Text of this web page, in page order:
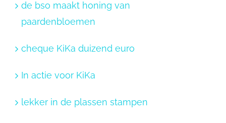
de bso maakt honing van
paardenbloemen
cheque KiKa duizend euro
In actie voor KiKa
lekker in de plassen stampen